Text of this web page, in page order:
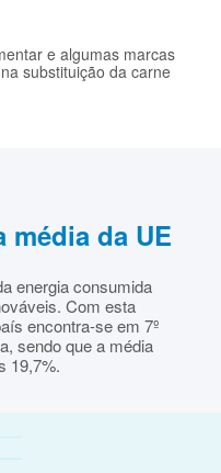
e algumas marcas
substituição da carne
média da UE
energia consumida
Com esta
encontra-se em 7º
sendo que a média
19,7%.